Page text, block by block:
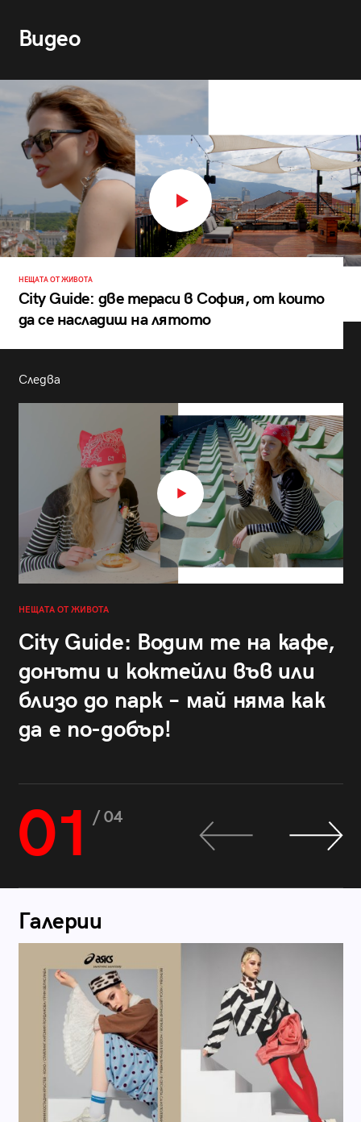
Видео
НЕЩАТА ОТ ЖИВОТА
City Guide: две тераси в София, от които
да се насладиш на лятото
Следва
НЕЩАТА ОТ ЖИВОТА
City Guide: Водим те на кафе,
донъти и коктейли във или
близо до парк – май няма как
да е по-добър!
01 / 04
Галерии